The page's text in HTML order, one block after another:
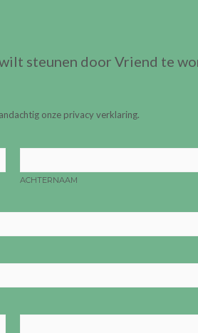
steunen door Vriend te
onze privacy verklaring.
ACHTERNAAM